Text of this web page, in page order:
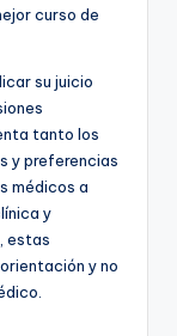
curso de
su juicio
tanto los
y preferencias
médicos a
y
estas
y no